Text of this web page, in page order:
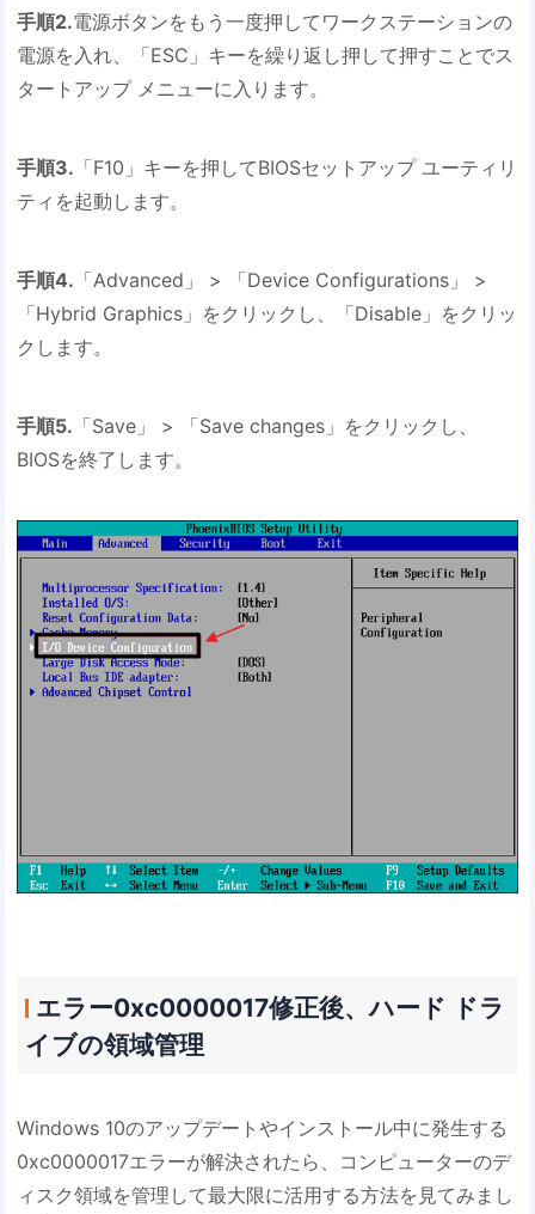
手順2.電源ボタンをもう一度押してワークステーションの
電源を入れ、「ESC」キーを繰り返し押して押すことでス
タートアップ メニューに入ります。
手順3. 「F10」キーを押してBIOSセットアップ ユーティリ
ティを起動します。
手順4. 「Advanced」 > 「Device Configurations」 >
「Hybrid Graphics」をクリックし、「Disable」をクリッ
クします。
手順5. 「Save」 > 「Save changes」をクリックし、
BIOSを終了します。
エラー0xc0000017修正後、ハード ドラ
イブの領域管理
Windows 10のアップデートやインストール中に発生する
0xc0000017エラーが解決されたら、コンピューターのデ
ィスク領域を管理して最大限に活用する方法を見てみまし